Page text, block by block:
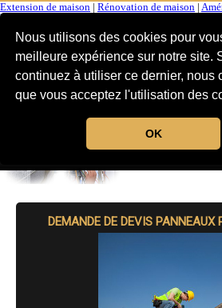
Nous utilisons des cookies pour
meilleure expérience sur notre site.
continuez à utiliser ce dernier, nous
que vous acceptez l'utilisation des
OK
Extension de maison Rénovation de maison
MENU
DEMANDE DE DEVIS PANNEAUX